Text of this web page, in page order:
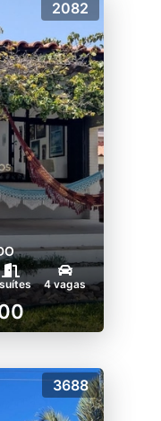
2082
4 vagas
3688